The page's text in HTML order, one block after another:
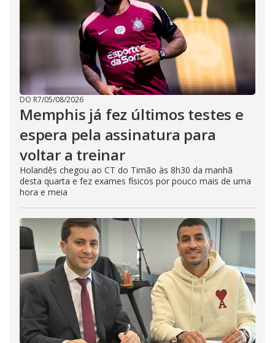
DO R7/05/08/2026
Memphis já fez últimos testes e
espera pela assinatura para
voltar a treinar
Holandês chegou ao CT do Timão às 8h30 da manhã
desta quarta e fez exames físicos por pouco mais de uma
hora e meia